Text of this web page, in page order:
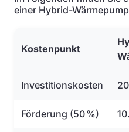
einer Hybrid-
Kostenpunkt
Investitionskosten
Förderung (50 %)